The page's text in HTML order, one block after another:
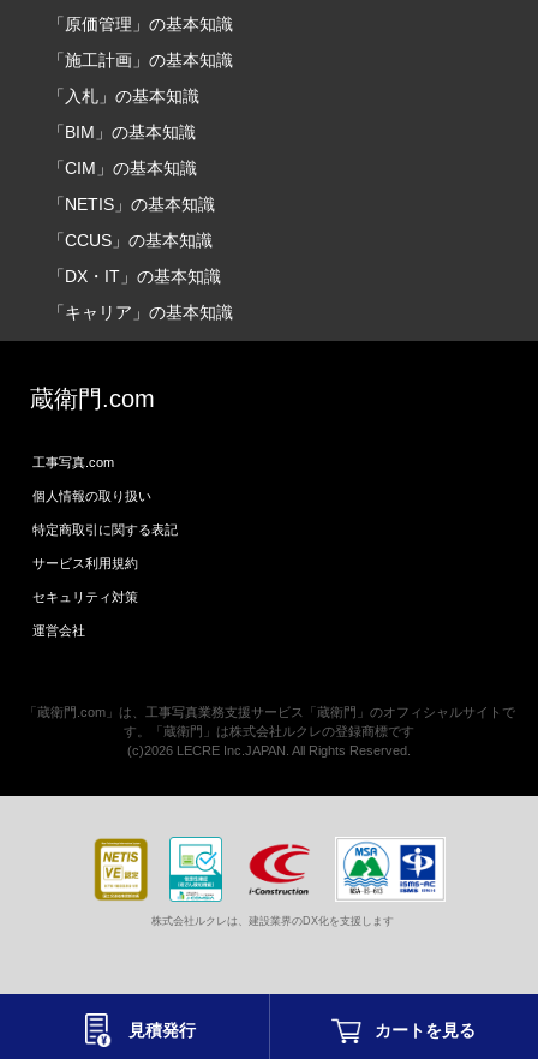
見積発行 カートを見る
「原価管理」の基本知識
「施工計画」の基本知識
「入札」の基本知識
「BIM」の基本知識
「CIM」の基本知識
「NETIS」の基本知識
「CCUS」の基本知識
「DX・IT」の基本知識
「キャリア」の基本知識
蔵衛門.com
工事写真.com
個人情報の取り扱い
特定商取引に関する表記
サービス利用規約
セキュリティ対策
運営会社
「蔵衛門.com」は、工事写真業務支援サービス「蔵衛門」のオフィシャルサイトで
す。「蔵衛門」は株式会社ルクレの登録商標です
(c)2026 LECRE Inc.JAPAN. All Rights Reserved.
株式会社ルクレは、建設業界のDX化を支援します